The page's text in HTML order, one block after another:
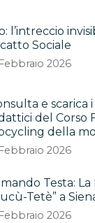
l’intreccio
Sociale
2026
e scarica
del Corso
della
2026
Testa:
Tetè” a
2026